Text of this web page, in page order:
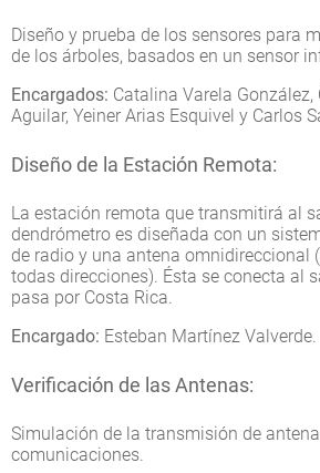
Diseño y prueba de los sensores para
de los árboles, basados en un sensor
Encargados: Catalina Varela González,
Aguilar, Yeiner Arias Esquivel y Carlos
Diseño de la Estación Remota:
La estación remota que transmitirá al
dendrómetro es diseñada con un
de radio y una antena omnidireccional
todas direcciones). Ésta se conecta al
pasa por Costa Rica.
Encargado: Esteban Martínez Valverde.
Verificación de las Antenas:
Simulación de la transmisión de
comunicaciones.